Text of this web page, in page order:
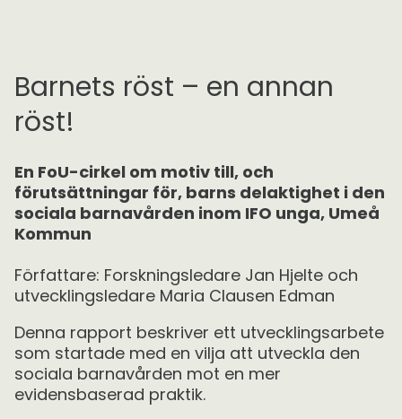
Barnets röst – en annan
röst!
En FoU-cirkel om motiv till, och
förutsättningar för, barns delaktighet i den
sociala barnavården inom IFO unga, Umeå
Kommun
Författare: Forskningsledare Jan Hjelte och
utvecklingsledare Maria Clausen Edman
Denna rapport beskriver ett utvecklingsarbete
som startade med en vilja att utveckla den
sociala barnavården mot en mer
evidensbaserad praktik.